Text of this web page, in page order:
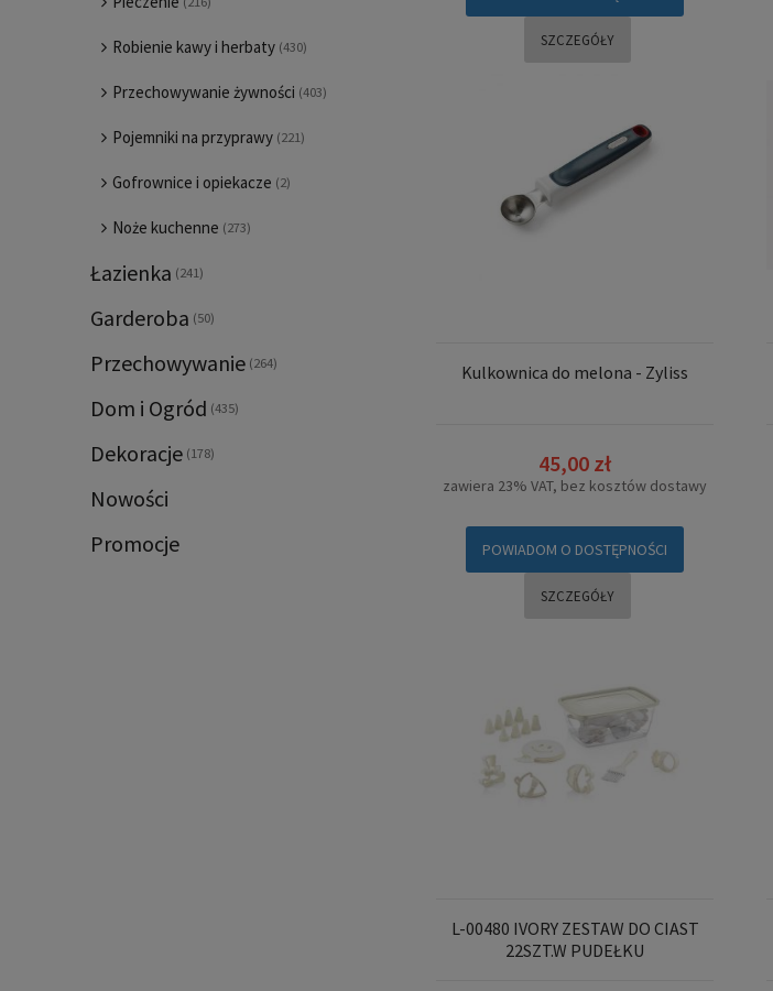
Robienie kawy i herbaty (430)
Przechowywanie żywności (403)
Pojemniki na przyprawy (221)
Gofrownice i opiekacze (2)
Noże kuchenne (273)
Łazienka (241)
Garderoba (50)
Przechowywanie (264)
Dom i Ogród (435)
Dekoracje (178)
Nowości
Promocje
SZCZEGÓŁY
Kulkownica do melona - Zyliss
45,00 zł
zawiera 23% VAT, bez kosztów dostawy
POWIADOM O DOSTĘPNOŚCI
SZCZEGÓŁY
L-00480 IVORY ZESTAW DO CIAST
22SZT.W PUDEŁKU